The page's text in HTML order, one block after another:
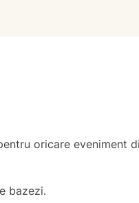
oricare eveniment
bazezi.